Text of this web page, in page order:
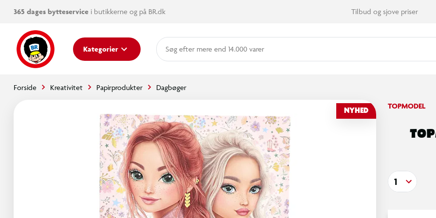
365 dages bytteservice i butikkerne og på BR.dk Tilbud og sjove priser
Kategorier mere end 14.000 varer
Forside Kreativitet Papirprodukter Dagbøger
NYHED
TOPMODEL
1